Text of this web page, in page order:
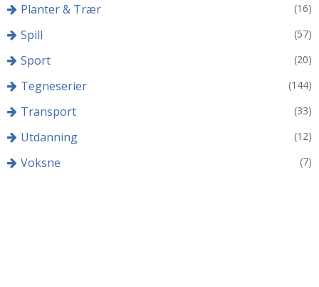
Planter & Trær (16)
Spill (57)
Sport (20)
Tegneserier (144)
Transport (33)
Utdanning (12)
Voksne (7)